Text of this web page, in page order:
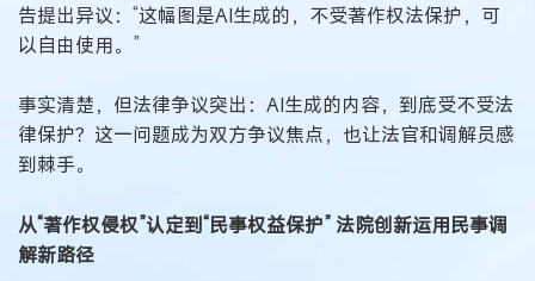
告提出异议：“这幅图是AI生成的，不受著作权法保护，可
以自由使用。”
事实清楚，但法律争议突出：AI生成的内容，到底受不受法
律保护？这一问题成为双方争议焦点，也让法官和调解员感
到棘手。
从“著作权侵权”认定到“民事权益保护” 法院创新运用民事调
解新路径